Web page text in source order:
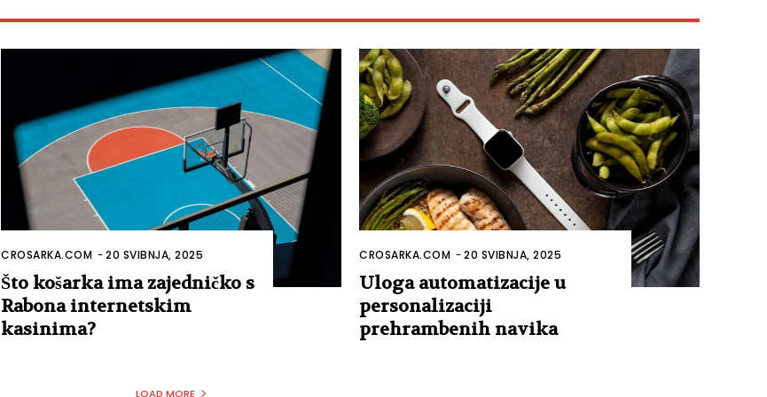
CROSARKA.COM -20 SVIBNJA, 2025
Što košarka ima zajedničko s
Rabona internetskim
kasinima?
CROSARKA.COM -20 SVIBNJA, 2025
Uloga automatizacije u
personalizaciji
prehrambenih navika
LOAD MORE